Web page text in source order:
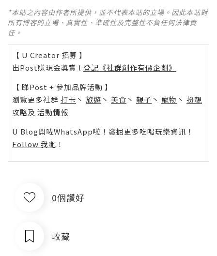
*本站之內容由作者所提供，並不代表本站的立場。因此本站對
所有博客的立場、真實性、準確性及完整性不負任何法律責
任。
【 U Creator 招募 】
出Post賺現金獎賞 l 登記《社群創作有價企劃》
【 睇Post + 參加品牌活動 】
瀏覽更多社群 打卡 丶 旅遊 丶 美食 丶 親子 丶 寵物 丶 扮靚
攻略及 活動情報
U Blog開咗WhatsApp啦！發掘更多吃喝玩樂資訊！
Follow 我哋 ！
0個讚好
收藏